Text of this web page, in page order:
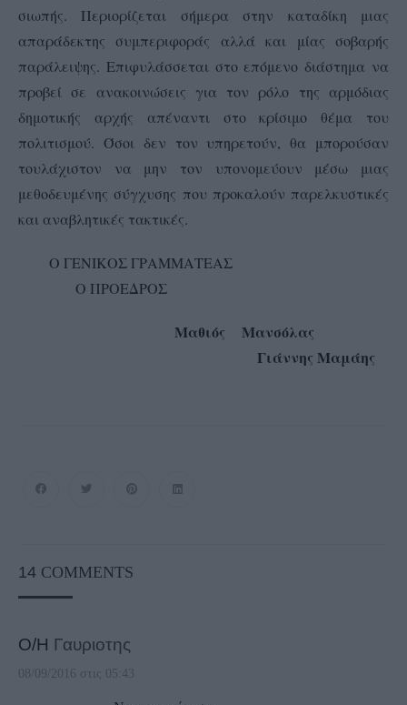
σιωπής. Περιορίζεται σήμερα στην καταδίκη μιας
απαράδεκτης συμπεριφοράς αλλά και μίας σοβαρής
παράλειψης. Επιφυλάσσεται στο επόμενο διάστημα να
προβεί σε ανακοινώσεις για τον ρόλο της αρμόδιας
δημοτικής αρχής απέναντι στο κρίσιμο θέμα του
πολιτισμού. Όσοι δεν τον υπηρετούν, θα μπορούσαν
τουλάχιστον να μην τον υπονομεύουν μέσω μιας
μεθοδευμένης σύγχυσης που προκαλούν παρελκυστικές
και αναβλητικές τακτικές.
Ο ΓΕΝΙΚΟΣ ΓΡΑΜΜΑΤΕΑΣ
Ο ΠΡΟΕΔΡΟΣ
Μαθιός Μανσόλας
Γιάννης Μαμάης
14 COMMENTS
Ο/Η Γαυριοτης
08/09/2016 στις 05:43